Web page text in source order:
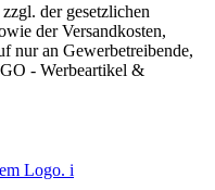
der gesetzlichen
der Versandkosten,
nur an Gewerbetreibende,
- Werbeartikel &
Logo. i